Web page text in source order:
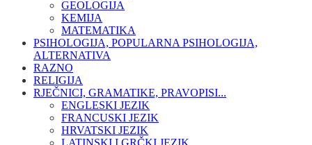
GEOLOGIJA
KEMIJA
MATEMATIKA
PSIHOLOGIJA, POPULARNA PSIHOLOGIJA,
ALTERNATIVA
RAZNO
RELIGIJA
RJEČNICI, GRAMATIKE, PRAVOPISI...
ENGLESKI JEZIK
FRANCUSKI JEZIK
HRVATSKI JEZIK
LATINSKI I GRČKI JEZIK